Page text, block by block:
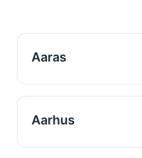
Aaras
Aarhus